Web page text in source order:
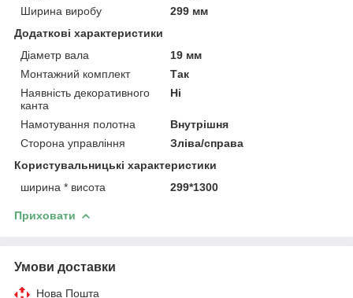
Ширина виробу
299 мм
Додаткові характеристики
Діаметр вала
19 мм
Монтажний комплект
Так
Наявність декоративного
канта
Ні
Намотування полотна
Внутрішня
Сторона управління
Зліва/справа
Користувальницькі характеристики
ширина * висота
299*1300
Приховати
Умови доставки
Нова Пошта